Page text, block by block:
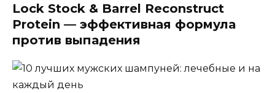
Lock Stock & Barrel Reconstruct
Protein — эффективная формула
против выпадения